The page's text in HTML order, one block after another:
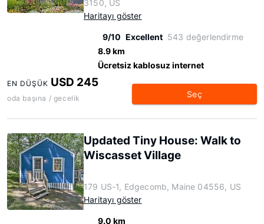
3150, US
Haritayı göster
9/10 Excellent 543 değerlendirme
8.9 km
Ücretsiz kablosuz internet
EN DÜŞÜK USD 245
oda başına / gecelik Seç
Updated Tiny House: Walk to
Wiscasset Village
179 US-1, Edgecomb, Maine 04556, US
Haritayı göster
9.0 km